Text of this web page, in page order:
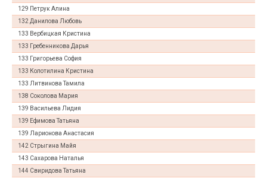
129 Петрук Алина
132 Данилова Любовь
133 Вербицкая Кристина
133 Гребенникова Дарья
133 Григорьева София
133 Колотилина Кристина
133 Литвинова Тамила
138 Соколова Мария
139 Васильева Лидия
139 Ефимова Татьяна
139 Ларионова Анастасия
142 Стрыгина Майя
143 Сахарова Наталья
144 Свиридова Татьяна